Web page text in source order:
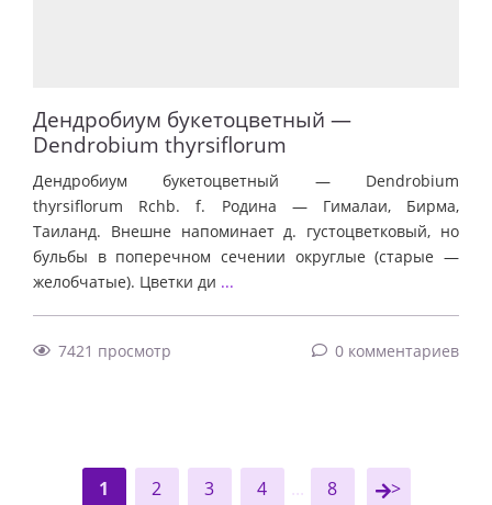
Дендробиум букетоцветный —
Dendrobium thyrsiflorum
Дендробиум букетоцветный — Dendrobium
thyrsiflorum Rchb. f. Родина — Гималаи, Бирма,
Таиланд. Внешне напоминает д. густоцветковый, но
бульбы в поперечном сечении округлые (старые —
желобчатые). Цветки ди ...
7421 просмотр 0 комментариев
1 2 3 4 ... 8 >